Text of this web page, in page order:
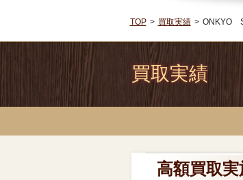
TOP 買取実績 ONKYO
買取実績
高額買取